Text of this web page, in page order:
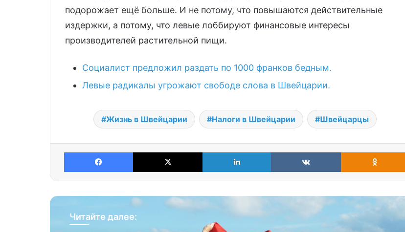
подорожает ещё больше. И не потому, что повышаются действительные
издержки, а потому, что левые лоббируют финансовые интересы
производителей растительной пищи.
Социалист предложил раздать по 1000 франков бедным.
Левые радикалы угрожают свободе слова в Швейцарии.
Жизнь в Швейцарии Налоги в Швейцарии Швейцарцы
Facebook X LinkedIn VKontakte
Читайте далее:
Санкт-Галлен убрал обязательную
вакцинацию: победа народа над
властями
Миф о «спасительных мигрантах»:
только каждый десятый
иностранец нужен